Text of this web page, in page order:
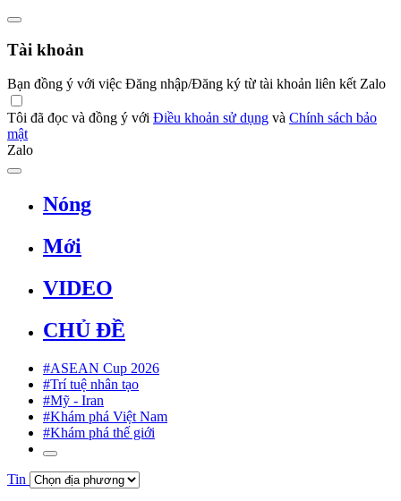
Tài khoản
Bạn đồng ý với việc Đăng nhập/Đăng ký từ tài khoản liên kết Zalo
Tôi đã đọc và đồng ý với Điều khoản sử dụng và Chính sách bảo
mật
Zalo
Nóng
Mới
VIDEO
CHỦ ĐỀ
#ASEAN Cup 2026
#Trí tuệ nhân tạo
#Mỹ - Iran
#Khám phá Việt Nam
#Khám phá thế giới
Tin